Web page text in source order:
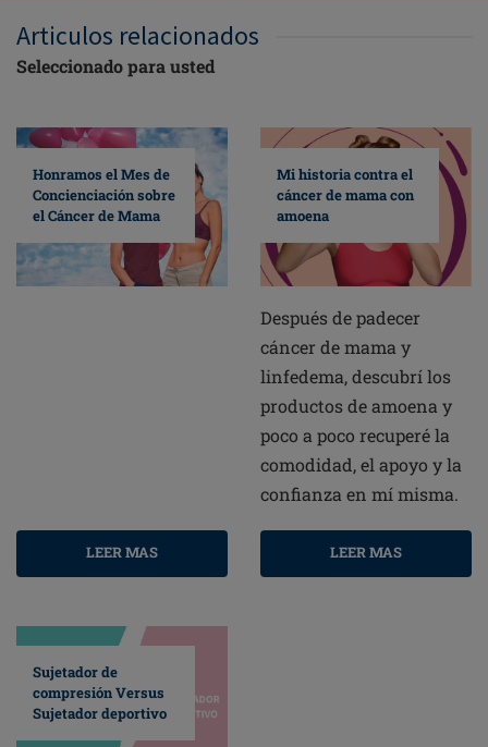
Articulos relacionados
Seleccionado para usted
Honramos el Mes de
Concienciación sobre
el Cáncer de Mama
LEER MAS
Mi historia contra el
cáncer de mama con
amoena
Después de padecer
cáncer de mama y
linfedema, descubrí los
productos de amoena y
poco a poco recuperé la
comodidad, el apoyo y la
confianza en mí misma.
LEER MAS
Sujetador de
compresión Versus
Sujetador deportivo